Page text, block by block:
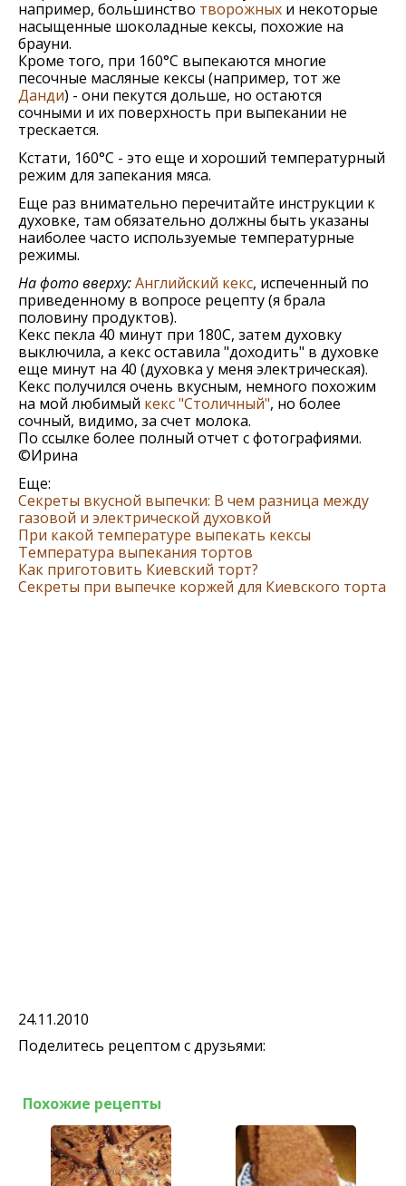
например, большинство творожных и некоторые
насыщенные шоколадные кексы, похожие на
брауни.
Кроме того, при 160°С выпекаются многие
песочные масляные кексы (например, тот же
Данди) - они пекутся дольше, но остаются
сочными и их поверхность при выпекании не
трескается.
Кстати, 160°С - это еще и хороший температурный
режим для запекания мяса.
Еще раз внимательно перечитайте инструкции к
духовке, там обязательно должны быть указаны
наиболее часто используемые температурные
режимы.
На фото вверху:Английский кекс, испеченный по
приведенному в вопросе рецепту (я брала
половину продуктов).
Кекс пекла 40 минут при 180С, затем духовку
выключила, а кекс оставила "доходить" в духовке
еще минут на 40 (духовка у меня электрическая).
Кекс получился очень вкусным, немного похожим
на мой любимый кекс "Столичный", но более
сочный, видимо, за счет молока.
По ссылке более полный отчет с фотографиями.
©Ирина
Еще:
Секреты вкусной выпечки: В чем разница между
газовой и электрической духовкой
При какой температуре выпекать кексы
Температура выпекания тортов
Как приготовить Киевский торт?
Cекреты при выпечке коржей для Киевского торта
24.11.2010
Поделитесь рецептом с друзьями:
Похожие рецепты